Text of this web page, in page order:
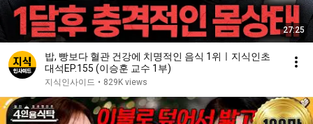
27:25
밥, 빵보다 혈관 건강에 치명적인 음식 1위ㅣ지식인초
대석EP.155 (이승훈 교수 1부)
지식인사이드 • 829K views